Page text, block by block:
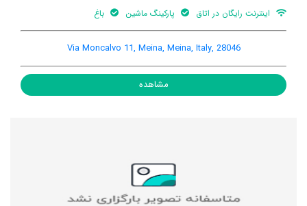
اینترنت رایگان در اتاق پارکینگ ماشین باغ
Via Moncalvo 11, Meina, Meina, Italy, 28046
مشاهده